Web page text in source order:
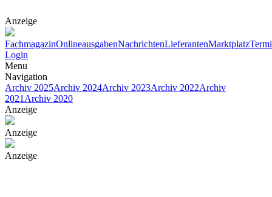
Anzeige
FachmagazinOnlineausgabenNachrichtenLieferantenMarktplatz
Login
Menu
Navigation
Archiv 2025Archiv 2024Archiv 2023Archiv 2022Archiv
2021 Archiv 2020
Anzeige
Anzeige
Anzeige